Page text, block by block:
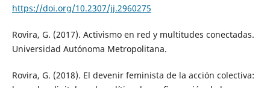
https://doi.org/10.2307/jj.2960275
Rovira, G. (2017). Activismo en red y multitudes conectadas.
Universidad Autónoma Metropolitana.
Rovira, G. (2018). El devenir feminista de la acción colectiva: